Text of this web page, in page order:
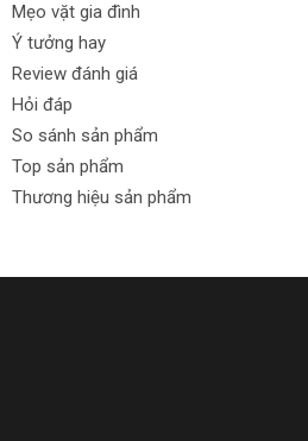
Mẹo vặt gia đình
Ý tưởng hay
Review đánh giá
Hỏi đáp
So sánh sản phẩm
Top sản phẩm
Thương hiệu sản phẩm